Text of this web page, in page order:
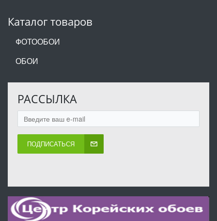
Каталог товаров
ФОТООБОИ
ОБОИ
РАССЫЛКА
ПОДПИСАТЬСЯ